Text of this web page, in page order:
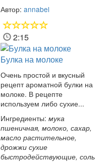
Автор: annabel
2:15
Булка на молоке
Очень простой и вкусный
рецепт ароматной булки на
молоке. В рецепте
используем либо сухие...
Ингредиенты: мука
пшеничная, молоко, сахар,
масло растительное,
дрожжи сухие
быстродействующие, соль